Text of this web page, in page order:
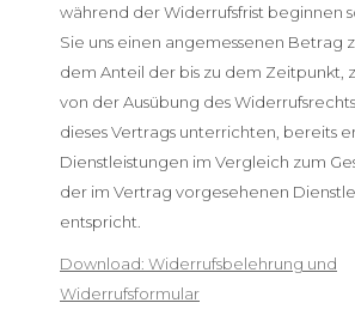
während der Widerrufsfrist beginnen
Sie uns einen angemessenen Betrag
dem Anteil der bis zu dem Zeitpunkt,
von der Ausübung des
dieses Vertrags unterrichten, bereits
Dienstleistungen im Vergleich zum
der im Vertrag vorgesehenen
entspricht.
Download: Widerrufsbelehrung und
Widerrufsformular